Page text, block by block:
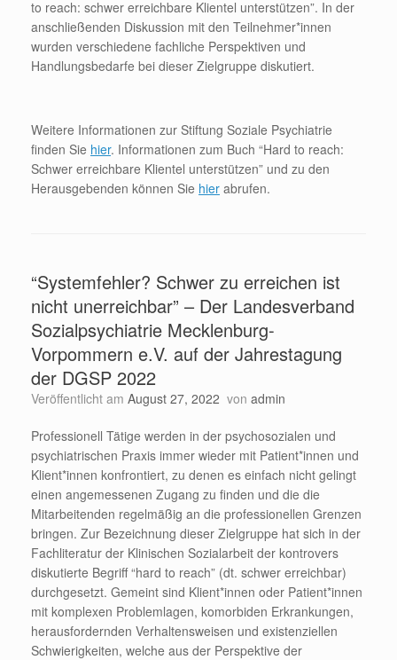
to reach: schwer erreichbare Klientel unterstützen”. In der
anschließenden Diskussion mit den Teilnehmer*innen
wurden verschiedene fachliche Perspektiven und
Handlungsbedarfe bei dieser Zielgruppe diskutiert.
Weitere Informationen zur Stiftung Soziale Psychiatrie
finden Sie hier. Informationen zum Buch “Hard to reach:
Schwer erreichbare Klientel unterstützen” und zu den
Herausgebenden können Sie hier abrufen.
“Systemfehler? Schwer zu erreichen ist
nicht unerreichbar” – Der Landesverband
Sozialpsychiatrie Mecklenburg-
Vorpommern e.V. auf der Jahrestagung
der DGSP 2022
Veröffentlicht am August 27, 2022 von admin
Professionell Tätige werden in der psychosozialen und
psychiatrischen Praxis immer wieder mit Patient*innen und
Klient*innen konfrontiert, zu denen es einfach nicht gelingt
einen angemessenen Zugang zu finden und die die
Mitarbeitenden regelmäßig an die professionellen Grenzen
bringen. Zur Bezeichnung dieser Zielgruppe hat sich in der
Fachliteratur der Klinischen Sozialarbeit der kontrovers
diskutierte Begriff “hard to reach” (dt. schwer erreichbar)
durchgesetzt. Gemeint sind Klient*innen oder Patient*innen
mit komplexen Problemlagen, komorbiden Erkrankungen,
herausfordernden Verhaltensweisen und existenziellen
Schwierigkeiten, welche aus der Perspektive der